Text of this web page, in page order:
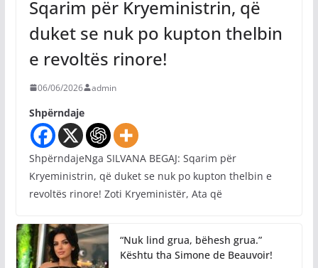
Sqarim për Kryeministrin, që
duket se nuk po kupton thelbin
e revoltës rinore!
06/06/2026 admin
Shpërndaje
ShpërndajeNga SILVANA BEGAJ: Sqarim për
Kryeministrin, që duket se nuk po kupton thelbin e
revoltës rinore! Zoti Kryeministër, Ata që
“Nuk lind grua, bëhesh grua.”
Kështu tha Simone de Beauvoir!